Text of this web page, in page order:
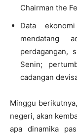
Chairman the
Data
mendatang
perdagangan,
Senin;
cadangan
Minggu
negeri, akan
apa dinamika